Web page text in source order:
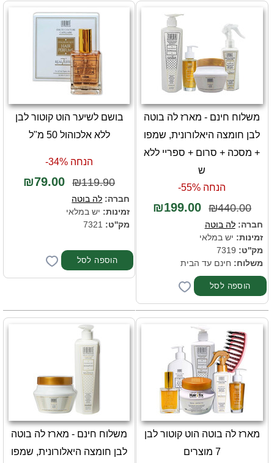
משלוח חינם - מארז לה בוטה
לבן חומצה היאלורונית, שמפו
+ מסכה + סרום + ספריי ללא
ש
הנחה 55%-
₪440.00
₪199.00
חברה:לה בוטה
זמינות: יש במלאי
מק''ט:
משלוח: חינם עד הבית
בושם לשיער הוט קוטור לבן
ללא אלכוהול 50 מ"ל
הנחה 34%-
₪119.90
₪79.00
חברה: לה בוטה
זמינות: יש במלאי
מק''ט:
מארז לה בוטה הוט קוטור לבן
7 מוצרים
משלוח חינם - מארז לה בוטה
לבן חומצה היאלורונית, שמפו